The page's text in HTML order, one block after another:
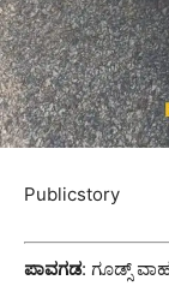
Publicstory
ಪಾವಗಡ: ಗೂಡ್ಸ್